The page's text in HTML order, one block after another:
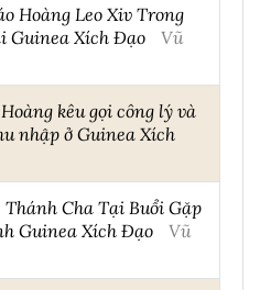
Hoàng Leo Xiv Trong
Guinea Xích Đạo
Vũ
kêu gọi công lý và
nhập ở Guinea Xích
Cha Tại Buổi Gặp
Guinea Xích Đạo
Vũ